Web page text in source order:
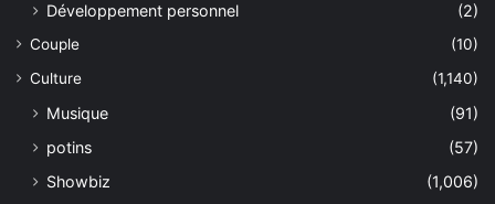
Développement personnel
(2)
Couple
(10)
Culture
(1,140)
Musique
(91)
potins
(57)
Showbiz
(1,006)